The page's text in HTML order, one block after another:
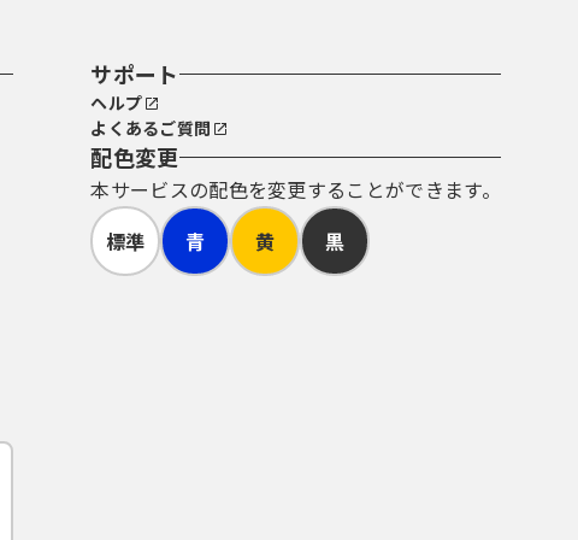
サポート
ヘルプ
よくあるご質問
配色変更
本サービスの配色を変更することができます。
標準
青 黄 黒